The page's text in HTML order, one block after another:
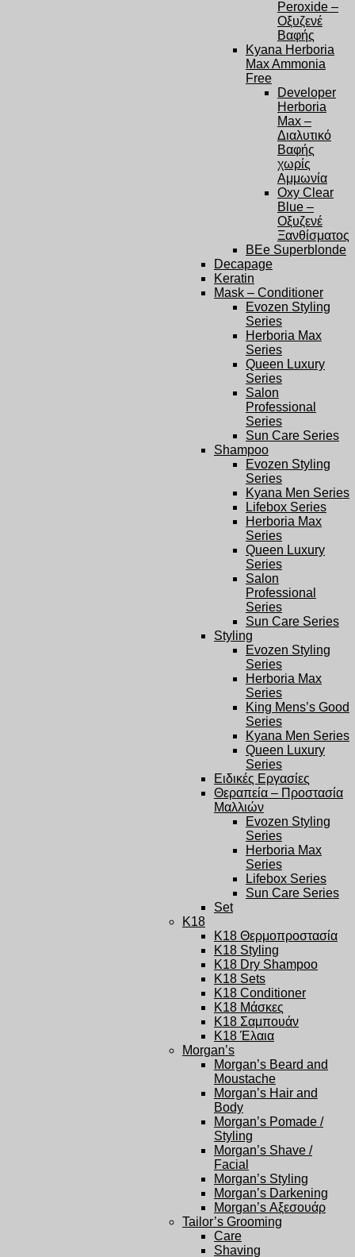
Peroxide –
Οξυζενέ
Βαφής
Kyana Herboria
Max Ammonia
Free
Developer
Herboria
Max –
Διαλυτικό
Βαφής
χωρίς
Αμμωνία
Oxy Clear
Blue –
Οξυζενέ
Ξανθίσματος
BEe Superblonde
Decapage
Keratin
Mask – Conditioner
Evozen Styling
Series
Herboria Max
Series
Queen Luxury
Series
Salon
Professional
Series
Sun Care Series
Shampoo
Evozen Styling
Series
Kyana Men Series
Lifebox Series
Herboria Max
Series
Queen Luxury
Series
Salon
Professional
Series
Sun Care Series
Styling
Evozen Styling
Series
Herboria Max
Series
King Mens’s Good
Series
Kyana Men Series
Queen Luxury
Series
Ειδικές Εργασίες
Θεραπεία – Προστασία
Μαλλιών
Evozen Styling
Series
Herboria Max
Series
Lifebox Series
Sun Care Series
Set
K18
K18 Θερμοπροστασία
K18 Styling
K18 Dry Shampoo
K18 Sets
K18 Conditioner
K18 Μάσκες
K18 Σαμπουάν
K18 Έλαια
Morgan’s
Morgan’s Beard and
Moustache
Morgan’s Hair and
Body
Morgan’s Pomade /
Styling
Morgan’s Shave /
Facial
Morgan’s Styling
Morgan’s Darkening
Morgan’s Αξεσουάρ
Tailor’s Grooming
Care
Shaving